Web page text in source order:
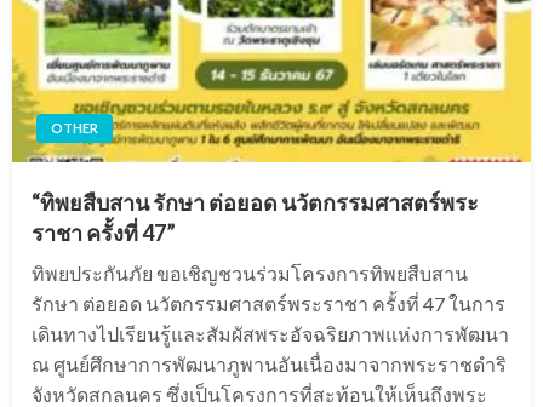
OTHER
“ทิพยสืบสาน รักษา ต่อยอด นวัตกรรมศาสตร์พระ
ราชา ครั้งที่ 47”
ทิพยประกันภัย ขอเชิญชวนร่วมโครงการทิพยสืบสาน
รักษา ต่อยอด นวัตกรรมศาสตร์พระราชา ครั้งที่ 47 ในการ
เดินทางไปเรียนรู้และสัมผัสพระอัจฉริยภาพแห่งการพัฒนา
ณ ศูนย์ศึกษาการพัฒนาภูพานอันเนื่องมาจากพระราชดำริ
จังหวัดสกลนคร ซึ่งเป็นโครงการที่สะท้อนให้เห็นถึงพระ